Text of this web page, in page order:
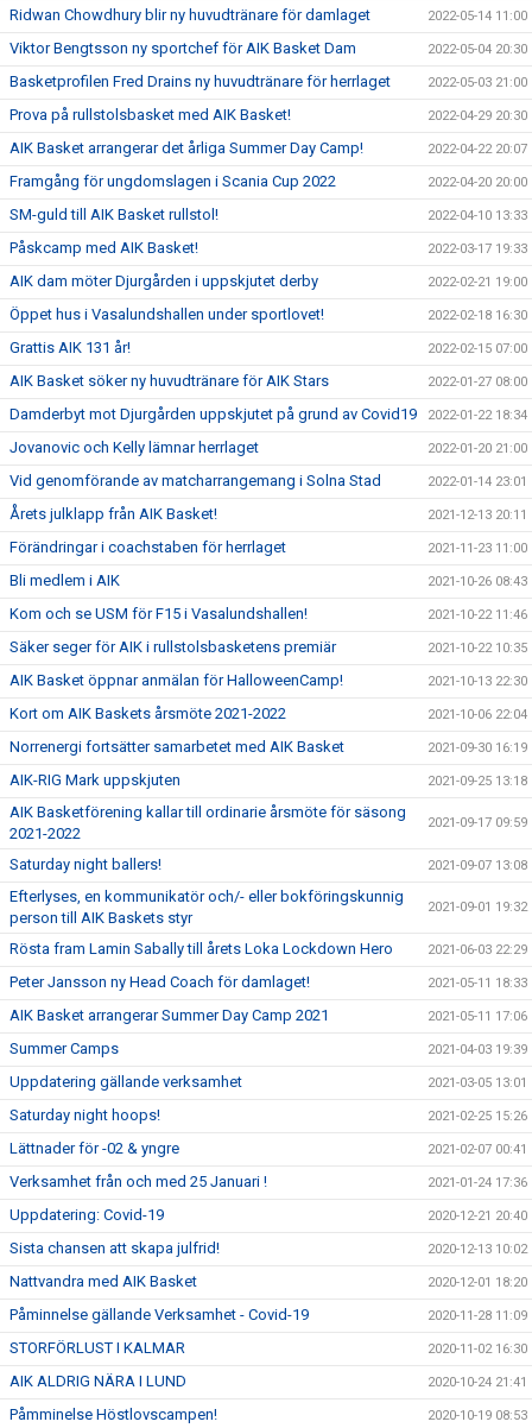
Ridwan Chowdhury blir ny huvudtränare för damlaget 2022-05-14 11:00
Viktor Bengtsson ny sportchef för AIK Basket Dam 2022-05-04 20:30
Basketprofilen Fred Drains ny huvudtränare för herrlaget 2022-05-03 21:00
Prova på rullstolsbasket med AIK Basket! 2022-04-29 20:30
AIK Basket arrangerar det årliga Summer Day Camp! 2022-04-22 20:07
Framgång för ungdomslagen i Scania Cup 2022 2022-04-20 20:00
SM-guld till AIK Basket rullstol! 2022-04-10 13:33
Påskcamp med AIK Basket! 2022-03-17 19:33
AIK dam möter Djurgården i uppskjutet derby 2022-02-21 19:00
Öppet hus i Vasalundshallen under sportlovet! 2022-02-18 16:30
Grattis AIK 131 år! 2022-02-15 07:00
AIK Basket söker ny huvudtränare för AIK Stars 2022-01-27 08:00
Damderbyt mot Djurgården uppskjutet på grund av Covid19 2022-01-22 18:34
Jovanovic och Kelly lämnar herrlaget 2022-01-20 21:00
Vid genomförande av matcharrangemang i Solna Stad 2022-01-14 23:01
Årets julklapp från AIK Basket! 2021-12-13 20:11
Förändringar i coachstaben för herrlaget 2021-11-23 11:00
Bli medlem i AIK 2021-10-26 08:43
Kom och se USM för F15 i Vasalundshallen! 2021-10-22 11:46
Säker seger för AIK i rullstolsbasketens premiär 2021-10-22 10:35
AIK Basket öppnar anmälan för HalloweenCamp! 2021-10-13 22:30
Kort om AIK Baskets årsmöte 2021-2022 2021-10-06 22:04
Norrenergi fortsätter samarbetet med AIK Basket 2021-09-30 16:19
AIK-RIG Mark uppskjuten 2021-09-25 13:18
AIK Basketförening kallar till ordinarie årsmöte för säsong
2021-2022
2021-09-17 09:59
Saturday night ballers! 2021-09-07 13:08
Efterlyses, en kommunikatör och/- eller bokföringskunnig
person till AIK Baskets styr
2021-09-01 19:32
Rösta fram Lamin Sabally till årets Loka Lockdown Hero 2021-06-03 22:29
Peter Jansson ny Head Coach för damlaget! 2021-05-11 18:33
AIK Basket arrangerar Summer Day Camp 2021 2021-05-11 17:06
Summer Camps 2021-04-03 19:39
Uppdatering gällande verksamhet 2021-03-05 13:01
Saturday night hoops! 2021-02-25 15:26
Lättnader för -02 & yngre 2021-02-07 00:41
Verksamhet från och med 25 Januari ! 2021-01-24 17:36
Uppdatering: Covid-19 2020-12-21 20:40
Sista chansen att skapa julfrid! 2020-12-13 10:02
Nattvandra med AIK Basket 2020-12-01 18:20
Påminnelse gällande Verksamhet - Covid-19 2020-11-28 11:09
STORFÖRLUST I KALMAR 2020-11-02 16:30
AIK ALDRIG NÄRA I LUND 2020-10-24 21:41
Påmminelse Höstlovscampen! 2020-10-19 08:53